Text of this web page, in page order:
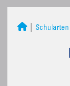
Schularten